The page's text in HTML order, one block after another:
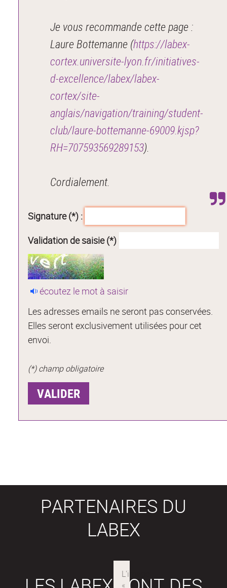
Je vous recommande cette page :
Laure Bottemanne (https://labex-
cortex.universite-lyon.fr/initiatives-
d-excellence/labex/labex-
cortex/site-
anglais/navigation/training/student-
club/laure-bottemanne-69009.kjsp?
RH=707593569289153).
Cordialement.
Signature (*) :
Validation de saisie (*)
écoutez le mot à saisir
Les adresses emails ne seront pas conservées.
Elles seront exclusivement utilisées pour cet
envoi.
(*) champ obligatoire
PARTENAIRES DU
LABEX